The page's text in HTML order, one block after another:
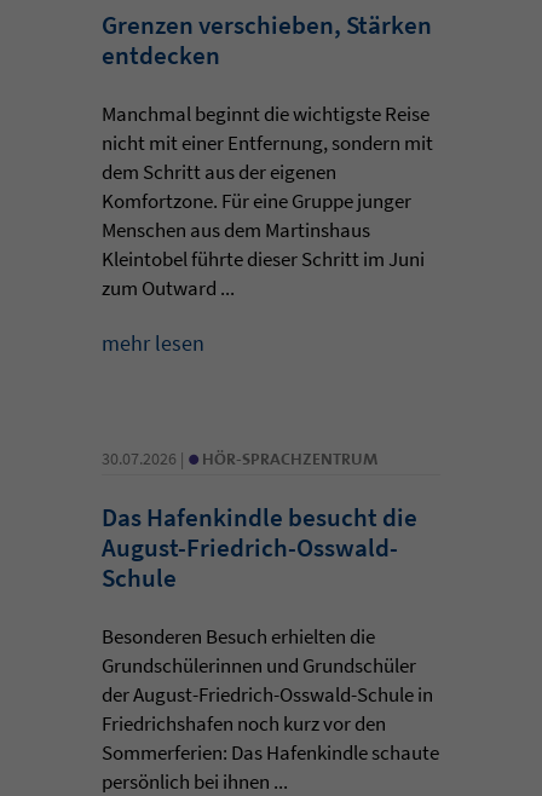
Grenzen verschieben, Stärken
entdecken
Manchmal beginnt die wichtigste Reise
nicht mit einer Entfernung, sondern mit
dem Schritt aus der eigenen
Komfortzone. Für eine Gruppe junger
Menschen aus dem Martinshaus
Kleintobel führte dieser Schritt im Juni
zum Outward ...
mehr lesen
30.07.2026 | • HÖR-SPRACHZENTRUM
Das Hafenkindle besucht die
August-Friedrich-Osswald-
Schule
Besonderen Besuch erhielten die
Grundschülerinnen und Grundschüler
der August-Friedrich-Osswald-Schule in
Friedrichshafen noch kurz vor den
Sommerferien: Das Hafenkindle schaute
persönlich bei ihnen ...